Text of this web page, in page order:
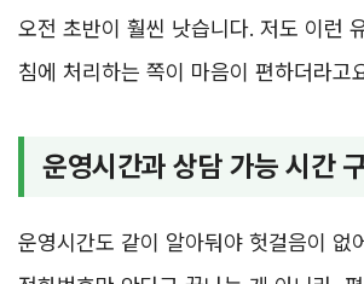
오전 초반이 훨씬 낫습니다. 저도 이런
침에 처리하는 쪽이 마음이 편하더라고
운영시간과 상담 가능 시간
운영시간도 같이 알아둬야 헛걸음이 없